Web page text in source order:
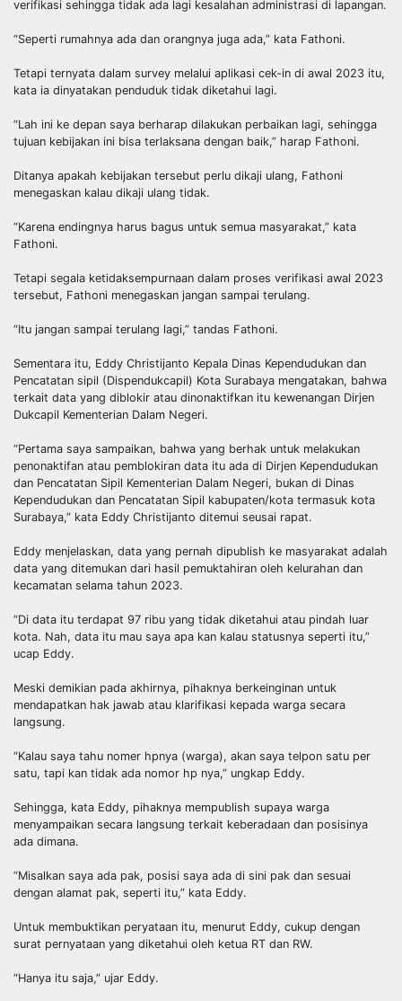
verifikasi sehingga tidak ada lagi kesalahan administrasi di lapangan.
“Seperti rumahnya ada dan orangnya juga ada,” kata Fathoni.
Tetapi ternyata dalam survey melalui aplikasi cek-in di awal 2023 itu,
kata ia dinyatakan penduduk tidak diketahui lagi.
“Lah ini ke depan saya berharap dilakukan perbaikan lagi, sehingga
tujuan kebijakan ini bisa terlaksana dengan baik,” harap Fathoni.
Ditanya apakah kebijakan tersebut perlu dikaji ulang, Fathoni
menegaskan kalau dikaji ulang tidak.
“Karena endingnya harus bagus untuk semua masyarakat,” kata
Fathoni.
Tetapi segala ketidaksempurnaan dalam proses verifikasi awal 2023
tersebut, Fathoni menegaskan jangan sampai terulang.
“Itu jangan sampai terulang lagi,” tandas Fathoni.
Sementara itu, Eddy Christijanto Kepala Dinas Kependudukan dan
Pencatatan sipil (Dispendukcapil) Kota Surabaya mengatakan, bahwa
terkait data yang diblokir atau dinonaktifkan itu kewenangan Dirjen
Dukcapil Kementerian Dalam Negeri.
“Pertama saya sampaikan, bahwa yang berhak untuk melakukan
penonaktifan atau pemblokiran data itu ada di Dirjen Kependudukan
dan Pencatatan Sipil Kementerian Dalam Negeri, bukan di Dinas
Kependudukan dan Pencatatan Sipil kabupaten/kota termasuk kota
Surabaya,” kata Eddy Christijanto ditemui seusai rapat.
Eddy menjelaskan, data yang pernah dipublish ke masyarakat adalah
data yang ditemukan dari hasil pemuktahiran oleh kelurahan dan
kecamatan selama tahun 2023.
“Di data itu terdapat 97 ribu yang tidak diketahui atau pindah luar
kota. Nah, data itu mau saya apa kan kalau statusnya seperti itu,”
ucap Eddy.
Meski demikian pada akhirnya, pihaknya berkeinginan untuk
mendapatkan hak jawab atau klarifikasi kepada warga secara
langsung.
“Kalau saya tahu nomer hpnya (warga), akan saya telpon satu per
satu, tapi kan tidak ada nomor hp nya,” ungkap Eddy.
Sehingga, kata Eddy, pihaknya mempublish supaya warga
menyampaikan secara langsung terkait keberadaan dan posisinya
ada dimana.
“Misalkan saya ada pak, posisi saya ada di sini pak dan sesuai
dengan alamat pak, seperti itu,” kata Eddy.
Untuk membuktikan peryataan itu, menurut Eddy, cukup dengan
surat pernyataan yang diketahui oleh ketua RT dan RW.
“Hanya itu saja,” ujar Eddy.